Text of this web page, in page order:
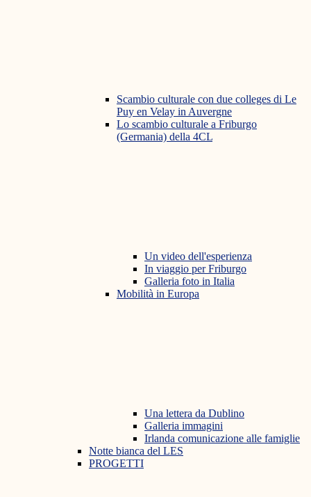
Scambio culturale con due colleges di Le
Puy en Velay in Auvergne
Lo scambio culturale a Friburgo
(Germania) della 4CL
Un video dell'esperienza
In viaggio per Friburgo
Galleria foto in Italia
Mobilità in Europa
Una lettera da Dublino
Galleria immagini
Irlanda comunicazione alle famiglie
Notte bianca del LES
PROGETTI